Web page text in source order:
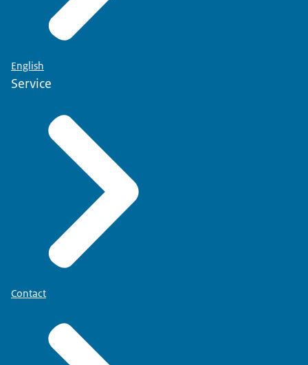
English
Service
Contact